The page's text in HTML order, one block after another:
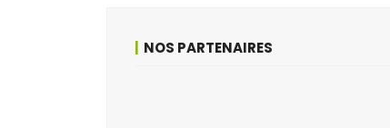
NOS PARTENAIRES